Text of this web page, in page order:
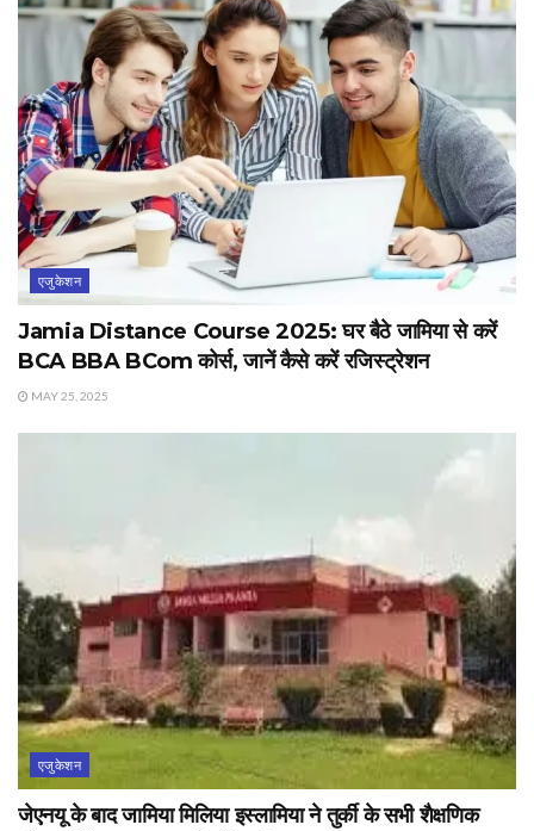
एजुकेशन
Jamia Distance Course 2025: घर बैठे जामिया से करें
BCA BBA BCom कोर्स, जानें कैसे करें रजिस्ट्रेशन
MAY 25, 2025
एजुकेशन
जेएनयू के बाद जामिया मिलिया इस्लामिया ने तुर्की के सभी शैक्षणिक